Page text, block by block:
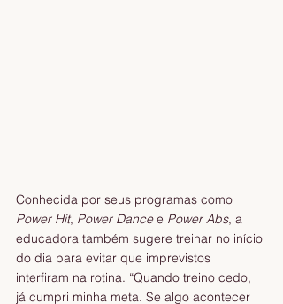
Conhecida por seus programas como
Power Hit, Power Dance e Power Abs, a
educadora também sugere treinar no início
do dia para evitar que imprevistos
interfiram na rotina. “Quando treino cedo,
já cumpri minha meta. Se algo acontecer